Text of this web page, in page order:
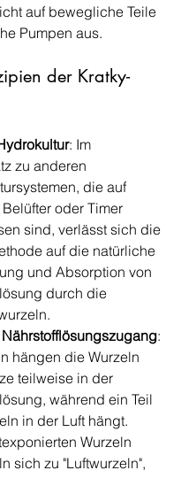
auf bewegliche Teile
Pumpen aus.
der Kratky-
: Im
zu anderen
die auf
oder Timer
sind, verlässt sich die
auf die natürliche
und Absorption von
durch die
:
hängen die Wurzeln
teilweise in der
während ein Teil
in der Luft hängt.
Wurzeln
sich zu "Luftwurzeln",